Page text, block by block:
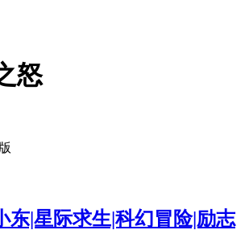
怒
东|星际求生|科幻冒险|励志